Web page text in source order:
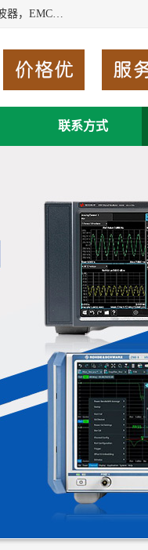
深圳市新胜科电子仪器科技有限公司主要经营：音频分析仪，网络分析仪，频谱测试仪，电子负载，电声测试仪，示波器，EMC电磁兼容测，调制分析仪，LCR测量仪，数字电桥，三相标准源，音频扫频仪，时钟检测仪，信号发生器，电子表，万用表，功率计，喇叭测试仪，综合测试仪等；深圳市新胜科电子仪器科技有限公司希望能与您成为合作伙伴
联系方式